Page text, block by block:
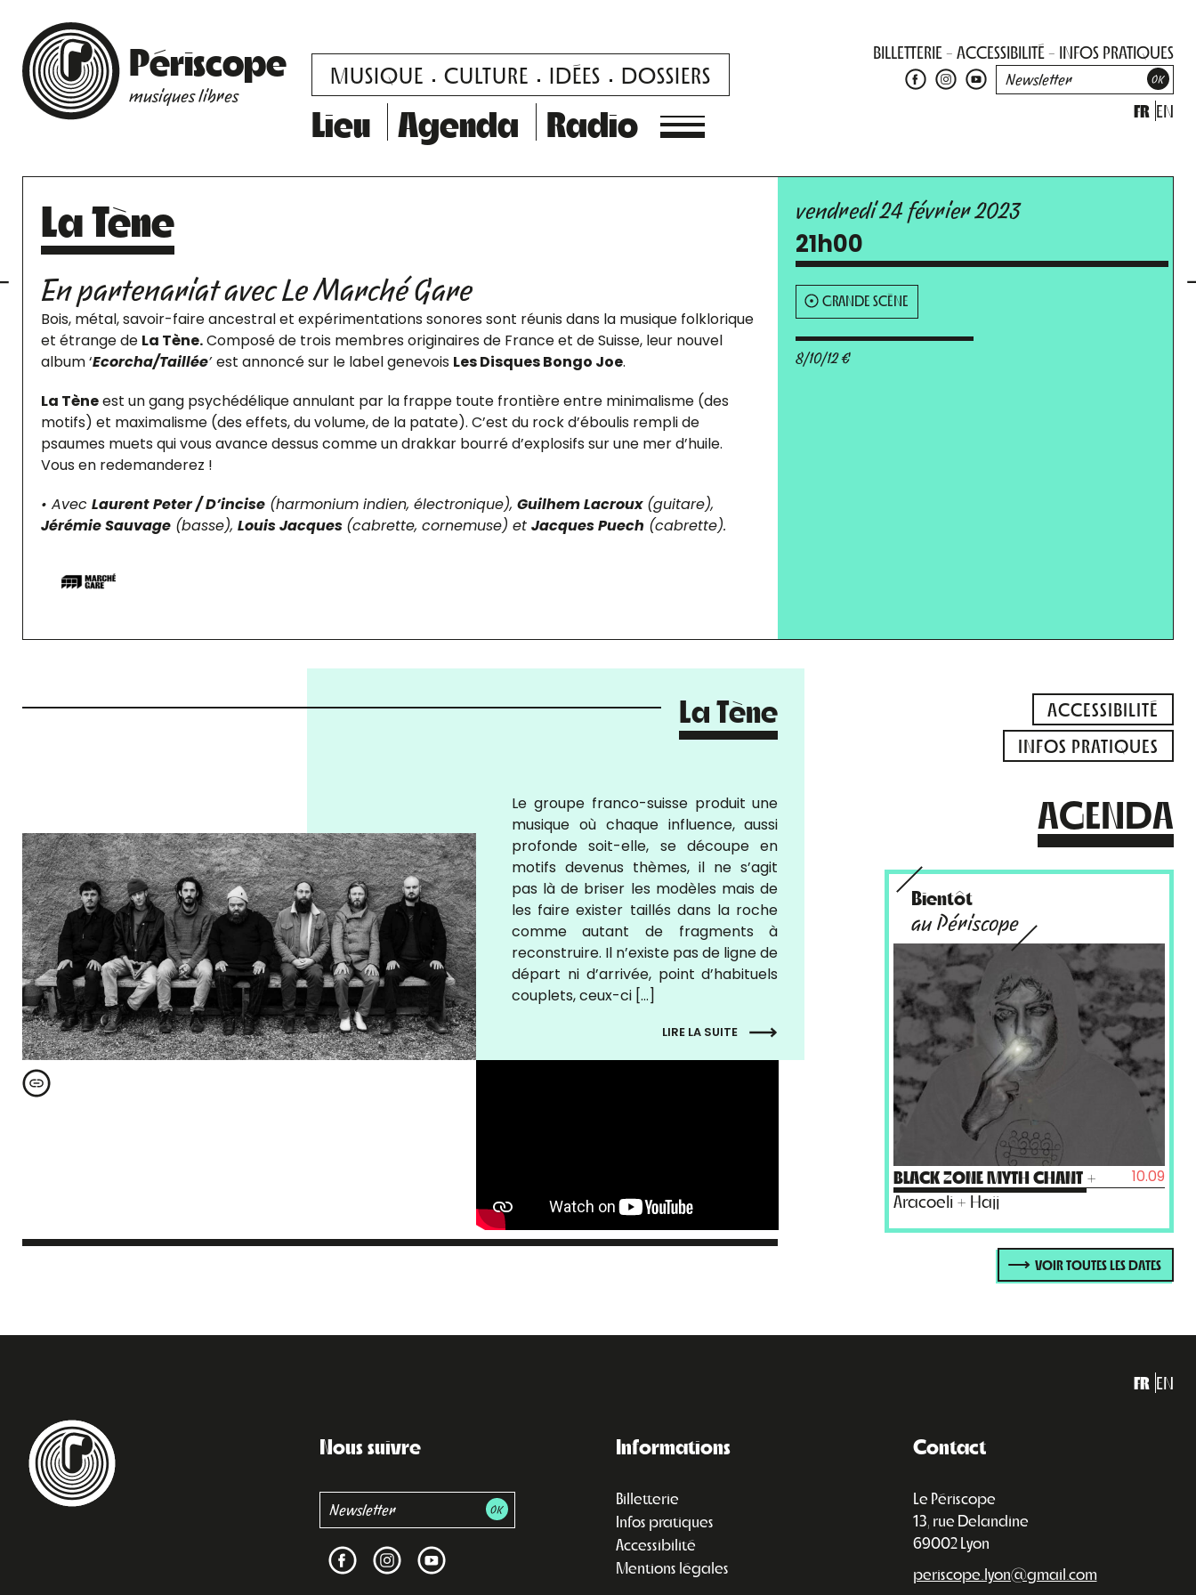
Périscope
musiques libres
MUSIQUE CULTURE IDÉES DOSSIERS
Lieu Agenda Radio
BILLETTERIE ACCESSIBILITÉ INFOS PRATIQUES
FR EN
La Tène
En partenariat avec Le Marché Gare
Bois, métal, savoir-faire ancestral et expérimentations sonores sont réunis dans la musique folklorique
et étrange de La Tène.Composé de trois membres originaires de France et de Suisse, leur nouvel
album ‘Ecorcha/Taillée’est annoncé sur le label genevois Les Disques Bongo Joe.
La Tèneest un gang psychédélique annulant par la frappe toute frontière entre minimalisme (des
motifs) et maximalisme (des effets, du volume, de la patate). C’est du rock d’éboulis rempli de
psaumes muets qui vous avance dessus comme un drakkar bourré d’explosifs sur une mer d’huile.
Vous en redemanderez !
• Avec Laurent Peter / D’incise (harmonium indien, électronique), Guilhem Lacroux(guitare),
Jérémie Sauvage (basse), Louis Jacques (cabrette, cornemuse) et Jacques Puech (cabrette).
vendredi 24 février 2023
21h00
GRANDE SCÈNE
8/10/12 €
La Tène
Le groupe franco-suisse produit une
musique où chaque influence, aussi
profonde soit-elle, se découpe en
motifs devenus thèmes, il ne s’agit
pas là de briser les modèles mais de
les faire exister taillés dans la roche
comme autant de fragments à
reconstruire. Il n’existe pas de ligne de
départ ni d’arrivée, point d’habituels
couplets, ceux-ci […]
LIRE LA SUITE
ACCESSIBILITÉ
INFOS PRATIQUES
AGENDA
Bientôt
au Périscope
BLACK ZONE MYTH CHANT +
Aracoeli + Hajj
10.09
VOIR TOUTES LES DATES
FR EN
Nous suivre Informations
Billetterie
Infos pratiques
Accessibilité
Mentions légales
Contact
Le Périscope
13, rue Delandine
69002 Lyon
periscope.lyon@gmail.com